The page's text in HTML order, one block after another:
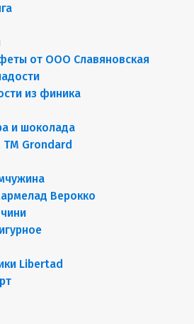
от ООО Славяновская
из финика
и шоколада
ТМ Grondard
Верокко
Libertad